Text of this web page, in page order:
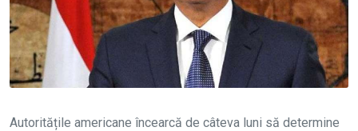
Autoritățile americane încearcă de câteva luni să determine